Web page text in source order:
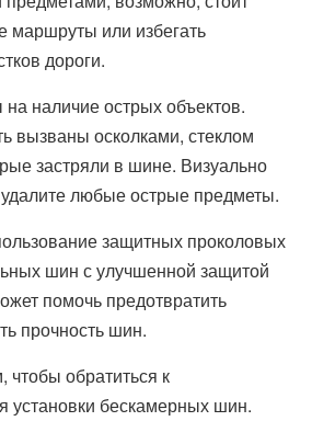
маршруты или избегать
дороги.
наличие острых объектов.
вызваны осколками, стеклом
застряли в шине. Визуально
любые острые предметы.
защитных проколовых
шин с улучшенной защитой
помочь предотвратить
прочность шин.
обратиться к
установки бескамерных шин.